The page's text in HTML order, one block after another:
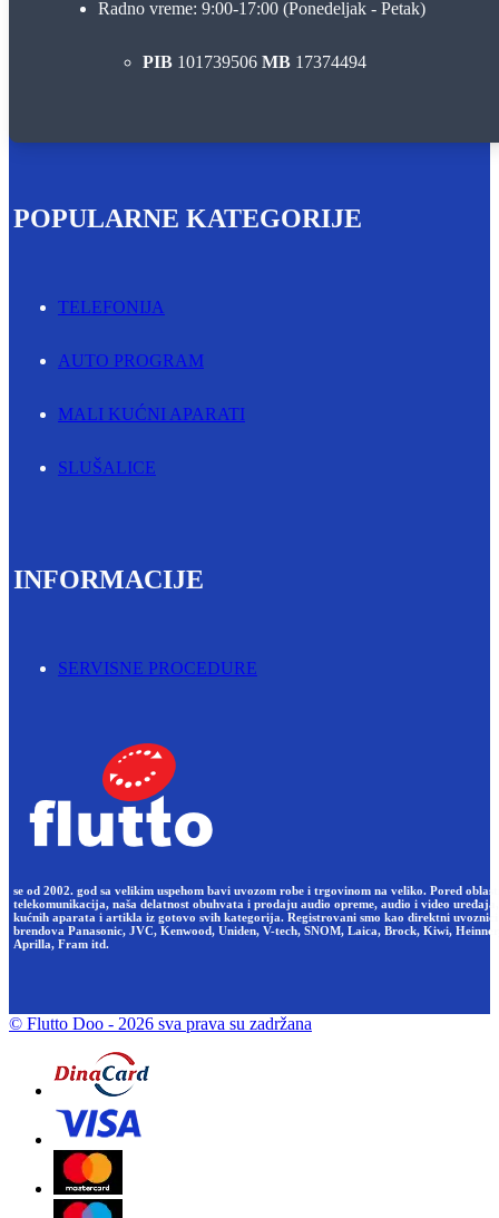
Radno vreme: 9:00-17:00 (Ponedeljak - Petak)
PIB 101739506 MB 17374494
POPULARNE KATEGORIJE
TELEFONIJA
AUTO PROGRAM
MALI KUĆNI APARATI
SLUŠALICE
INFORMACIJE
SERVISNE PROCEDURE
se od 2002. god sa velikim uspehom bavi uvozom robe i trgovinom na veliko. Pored
telekomunikacija, naša delatnost obuhvata i prodaju audio opreme, audio i video uređaja,
kućnih aparata i artikla iz gotovo svih kategorija. Registrovani smo kao direktni uvoznici
brendova Panasonic, JVC, Kenwood, Uniden, V-tech, SNOM, Laica, Brock, Kiwi,
Aprilla, Fram itd.
© Flutto Doo - 2026 sva prava su zadržana